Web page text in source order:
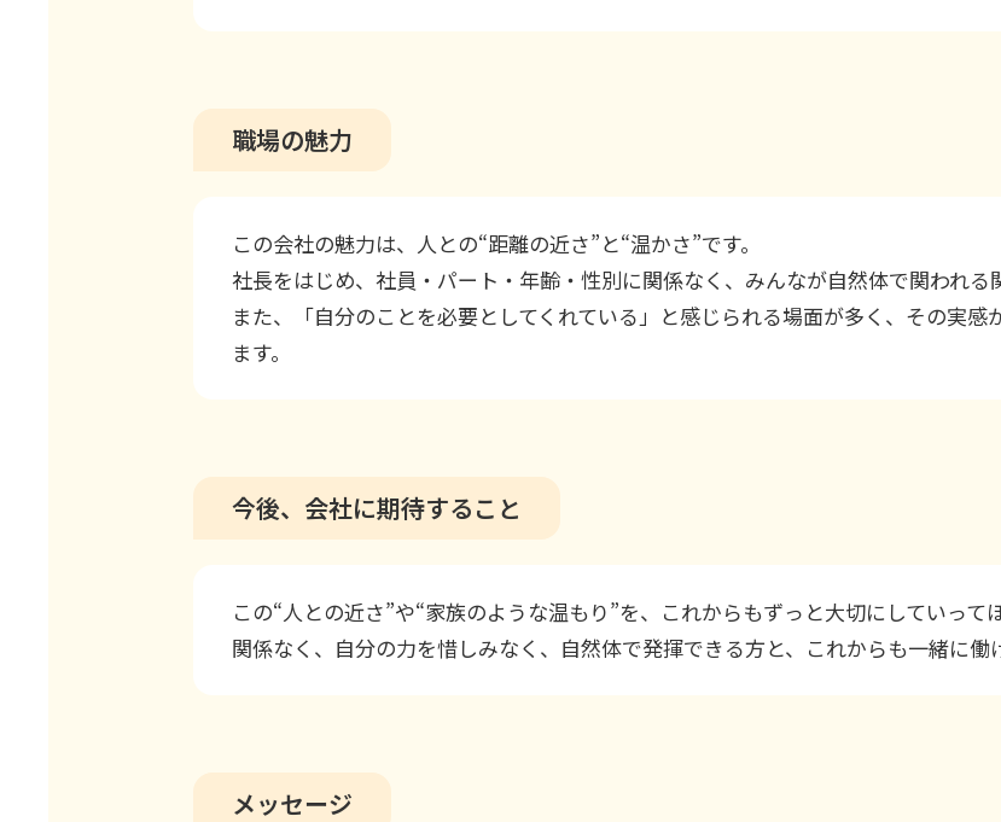
職場の魅力
この会社の魅力は、人との“距離の近さ”と“温かさ”です。
社長をはじめ、社員・パート・年齢・性別に関係なく、みんなが自然体で関われる
また、「自分のことを必要としてくれている」と感じられる場面が多く、その実
ます。
今後、会社に期待すること
この“人との近さ”や“家族のような温もり”を、これからもずっと大切にしていって
関係なく、自分の力を惜しみなく、自然体で発揮できる方と、これからも一緒に働
メッセージ